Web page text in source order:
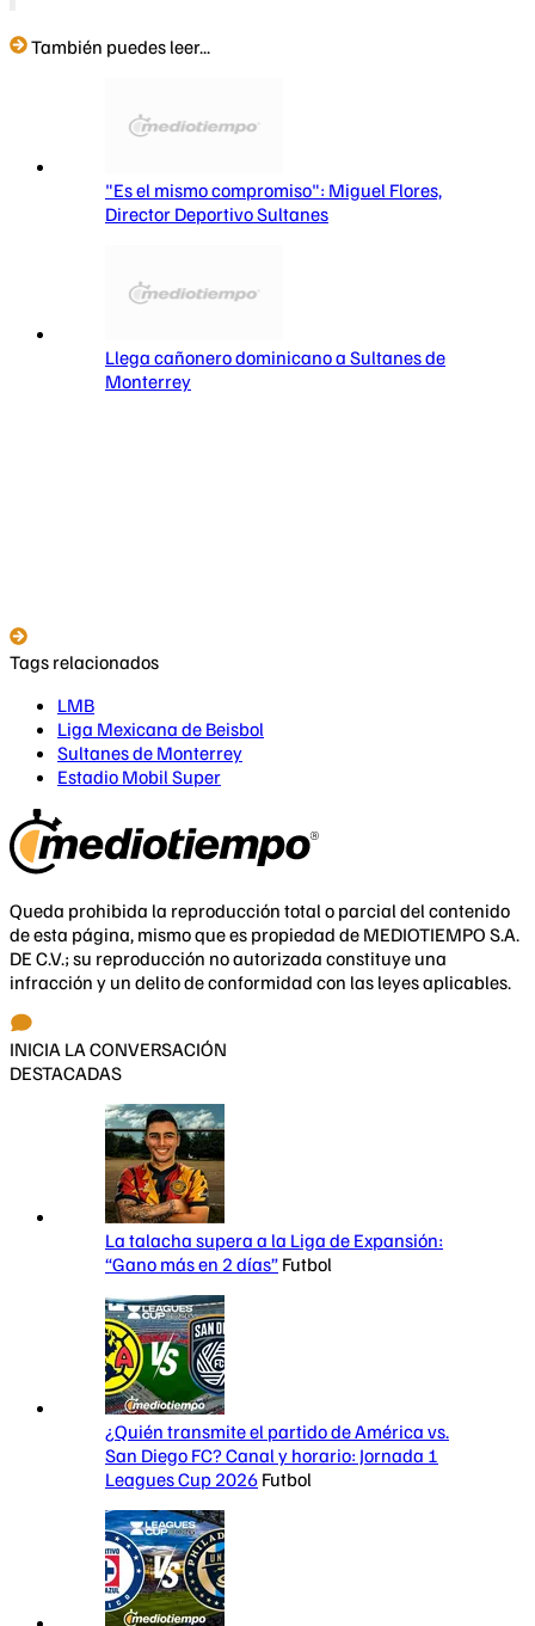
También puedes leer...
"Es el mismo compromiso": Miguel Flores,
Director Deportivo Sultanes
Llega cañonero dominicano a Sultanes de
Monterrey
Tags relacionados
LMB
Liga Mexicana de Beisbol
Sultanes de Monterrey
Estadio Mobil Super
Queda prohibida la reproducción total o parcial del contenido
de esta página, mismo que es propiedad de MEDIOTIEMPO S.A.
DE C.V.; su reproducción no autorizada constituye una
infracción y un delito de conformidad con las leyes aplicables.
INICIA LA CONVERSACIÓN
DESTACADAS
La talacha supera a la Liga de Expansión:
“Gano más en 2 días” Futbol
¿Quién transmite el partido de América vs.
San Diego FC? Canal y horario: Jornada 1
Leagues Cup 2026 Futbol